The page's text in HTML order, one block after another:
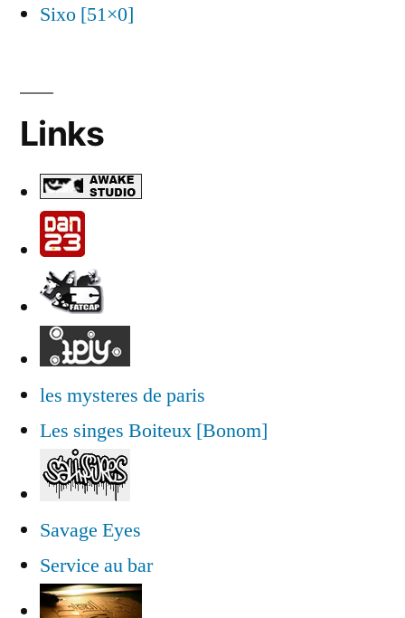
Sixo [51×0]
Links
les mysteres de paris
Les singes Boiteux [Bonom]
Savage Eyes
Service au bar